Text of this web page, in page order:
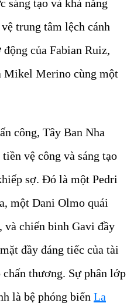
sáng tạo và khả năng
trung tâm lệch cánh
của Fabian Ruiz,
Mikel Merino cùng một
công, Tây Ban Nha
vệ công và sáng tạo
sợ. Đó là một Pedri
một Dani Olmo quái
và chiến binh Gavi đầy
đầy đáng tiếc của tài
thương. Sự phân lớp
là bệ phóng biến La